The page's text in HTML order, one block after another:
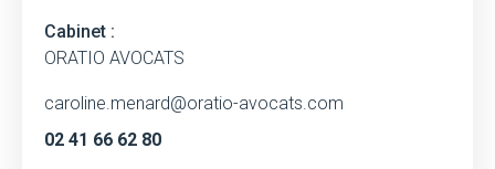
Cabinet :
ORATIO AVOCATS
caroline.menard@oratio-avocats.com
02 41 66 62 80